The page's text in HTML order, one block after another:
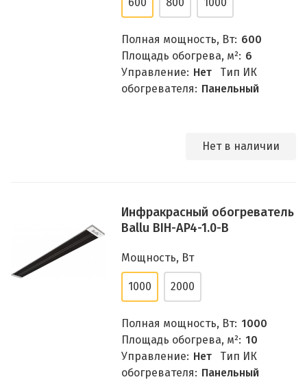
Полная мощность, Вт: 600
Площадь обогрева, м²: 6
Управление: Нет
Тип ИК
обогревателя: Панельный
Нет в наличии
Инфракрасный обогреватель
Ballu BIH-AP4-1.0-B
Мощность, Вт
1000 2000
Полная мощность, Вт: 1000
Площадь обогрева, м²: 10
Управление: Нет
Тип ИК
обогревателя: Панельный